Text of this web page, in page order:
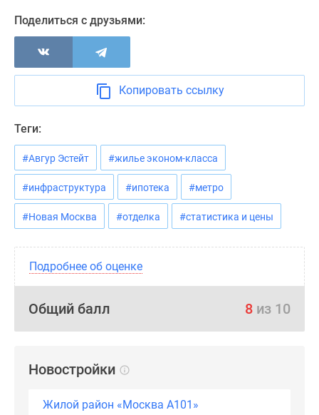
Поделиться с друзьями:
Копировать ссылку
Теги:
#Авгур Эстейт #жилье эконом-класса
#инфраструктура #ипотека #метро
#Новая Москва #отделка #статистика и цены
Подробнее об оценке
Общий балл 8 из 10
Новостройки
Жилой район «Москва А101»